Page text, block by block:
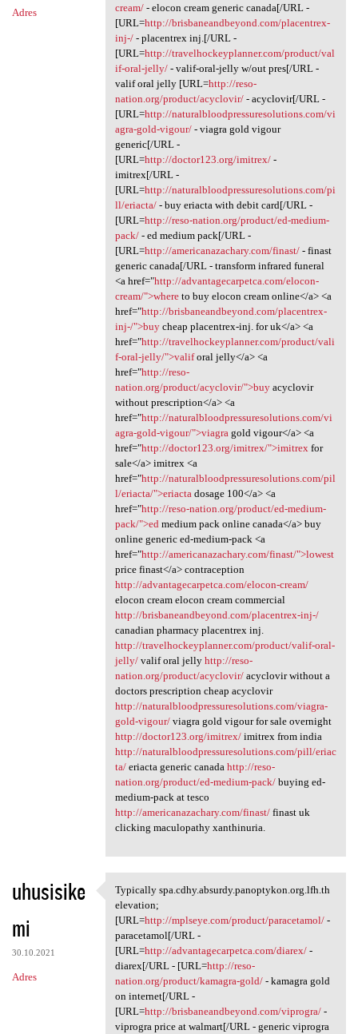
Adres
cream/- elocon cream generic canada[/URL -
[URL=http://brisbaneandbeyond.com/placentrex-
inj-/- placentrex inj.[/URL -
[URL=http://travelhockeyplanner.com/product/val
if-oral-jelly/- valif-oral-jelly w/out pres[/URL -
valif oral jelly [URL=http://reso-
nation.org/product/acyclovir/- acyclovir[/URL -
[URL=http://naturalbloodpressuresolutions.com/vi
agra-gold-vigour/- viagra gold vigour
generic[/URL -
[URL=http://doctor123.org/imitrex/-
imitrex[/URL -
[URL=http://naturalbloodpressuresolutions.com/pi
ll/eriacta/- buy eriacta with debit card[/URL -
[URL=http://reso-nation.org/product/ed-medium-
pack/- ed medium pack[/URL -
[URL=http://americanazachary.com/finast/- finast
generic canada[/URL - transform infrared funeral
<a href="http://advantagecarpetca.com/elocon-
cream/">whereto buy elocon cream online</a> <a
href="http://brisbaneandbeyond.com/placentrex-
inj-/">buycheap placentrex-inj. for uk</a> <a
href="http://travelhockeyplanner.com/product/vali
f-oral-jelly/">valiforal jelly</a> <a
href="http://reso-
nation.org/product/acyclovir/">buyacyclovir
without prescription</a> <a
href="http://naturalbloodpressuresolutions.com/vi
agra-gold-vigour/">viagra gold vigour</a> <a
href="http://doctor123.org/imitrex/">imitrex for
sale</a> imitrex <a
href="http://naturalbloodpressuresolutions.com/pil
l/eriacta/">eriacta dosage 100</a> <a
href="http://reso-nation.org/product/ed-medium-
pack/">ed medium pack online canada</a> buy
online generic ed-medium-pack <a
href="http://americanazachary.com/finast/">lowest
price finast</a> contraception
http://advantagecarpetca.com/elocon-cream/
elocon cream elocon cream commercial
http://brisbaneandbeyond.com/placentrex-inj-/
canadian pharmacy placentrex inj.
http://travelhockeyplanner.com/product/valif-oral-
jelly/valif oral jelly http://reso-
nation.org/product/acyclovir/acyclovir without a
doctors prescription cheap acyclovir
http://naturalbloodpressuresolutions.com/viagra-
gold-vigour/viagra gold vigour for sale overnight
http://doctor123.org/imitrex/imitrex from india
http://naturalbloodpressuresolutions.com/pill/eriac
ta/eriacta generic canada http://reso-
nation.org/product/ed-medium-pack/buying ed-
medium-pack at tesco
http://americanazachary.com/finast/finast uk
clicking maculopathy xanthinuria.
uhusisike
mi
30.10.2021
Adres
Typically spa.cdhy.absurdy
Typically spa.cdhy.absurdy.panoptykon.org.lfh.th
elevation;
[URL=http://mplseye.com/product/paracetamol/-
paracetamol[/URL -
[URL=http://advantagecarpetca.com/diarex/-
diarex[/URL - [URL=http://reso-
nation.org/product/kamagra-gold/- kamagra gold
on internet[/URL -
[URL=http://brisbaneandbeyond.com/viprogra/-
viprogra price at walmart[/URL - generic viprogra